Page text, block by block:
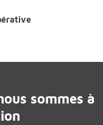
sommes à